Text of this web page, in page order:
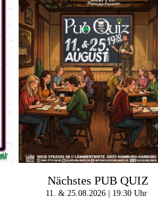
Nächstes PUB QUIZ
11. & 25.08.2026 | 19:30 Uhr